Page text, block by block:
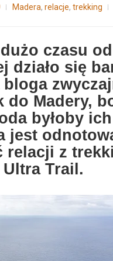
Madera,relacje,trekking
czasu
działo się
do Madery,
byłoby
jest
relacji z
Trail.